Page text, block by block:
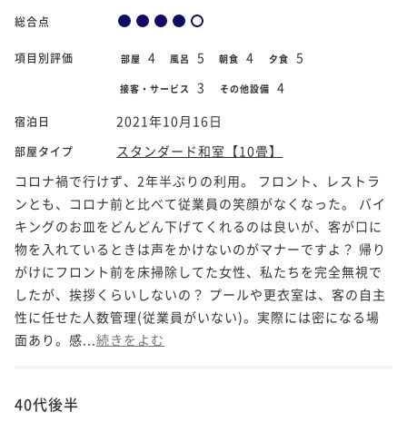
総合点
項目別評価 部屋 4 風呂 5 朝食 4 夕食 5
接客・サービス 3 その他設備 4
宿泊日 2021年10月16日
部屋タイプ
スタンダード和室【10畳】
コロナ禍で行けず、2年半ぶりの利用。 フロント、レストラ
ンとも、コロナ前と比べて従業員の笑顔がなくなった。 バイ
キングのお皿をどんどん下げてくれるのは良いが、客が口に
物を入れているときは声をかけないのがマナーですよ？ 帰り
がけにフロント前を床掃除してた女性、私たちを完全無視で
したが、挨拶くらいしないの？ プールや更衣室は、客の自主
性に任せた人数管理(従業員がいない)。実際には密になる場
面あり。感... 続きをよむ
40代後半